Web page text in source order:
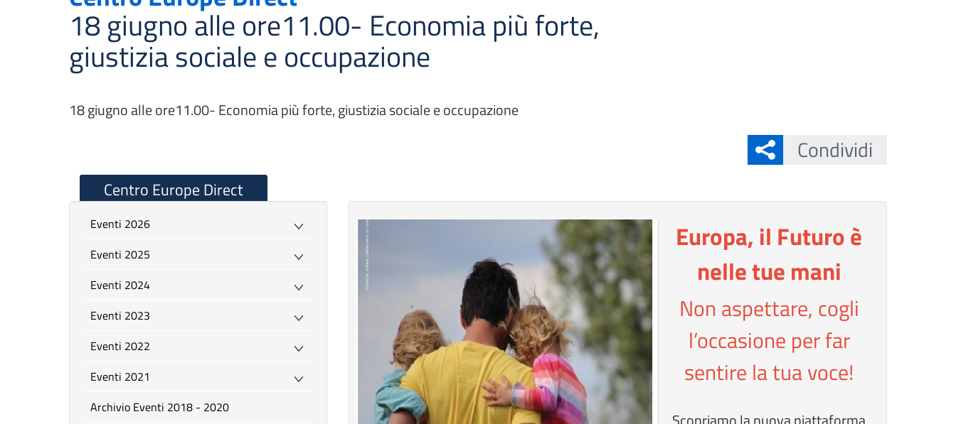
18 giugno alle ore11.00- Economia più forte,
giustizia sociale e occupazione
18 giugno alle ore11.00- Economia più forte, giustizia sociale e occupazione
Condividi
Centro Europe Direct
Europa, il Futuro è
nelle tue mani
Non aspettare, cogli
l’occasione per far
sentire la tua voce!
Eventi 2026
Eventi 2025
Eventi 2024
Eventi 2023
Eventi 2022
Eventi 2021
Archivio Eventi 2018 - 2020